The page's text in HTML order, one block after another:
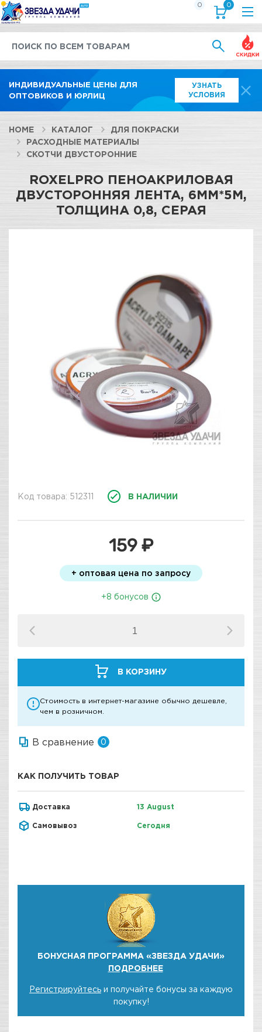
ИНДИВИДУАЛЬНЫЕ ЦЕНЫ ДЛЯ
ОПТОВИКОВ И ЮРЛИЦ
УЗНАТЬ
УСЛОВИЯ
0 0
HOME КАТАЛОГ
ДЛЯ ПОКРАСКИ
РАСХОДНЫЕ МАТЕРИАЛЫ
СКОТЧИ ДВУСТОРОННИЕ
ROXELPRO ПЕНОАКРИЛОВАЯ
ДВУСТОРОННЯЯ ЛЕНТА, 6ММ*5М,
ТОЛЩИНА 0,8, СЕРАЯ
Код товара: 512311 В НАЛИЧИИ
159 ₽
+ оптовая цена по запросу
+8 бонусов
В КОРЗИНУ
Стоимость в интернет-магазине обычно дешевле,
чем в розничном.
В сравнение 0
КАК ПОЛУЧИТЬ ТОВАР
Доставка 13 August
Самовывоз Сегодня
БОНУСНАЯ ПРОГРАММА «ЗВЕЗДА УДАЧИ»
ПОДРОБНЕЕ
Регистрируйтесь и получайте бонусы за каждую
покупку!